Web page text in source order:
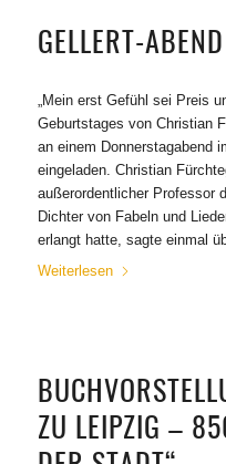
GELLERT-ABEND
„Mein erst Gefühl sei Preis
Geburtstages von Christian
an einem Donnerstagabend
eingeladen. Christian
außerordentlicher Professor
Dichter von Fabeln und
erlangt hatte, sagte einmal
Weiterlesen
ZU LEIPZIG –